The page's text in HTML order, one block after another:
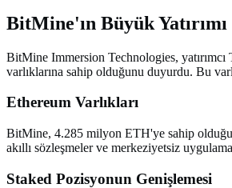
BitMine'ın Büyük Yatırımı
BitMine Immersion Technologies,
varlıklarına sahip olduğunu duyurdu. Bu
Ethereum Varlıkları
BitMine, 4.285 milyon ETH'ye sahip
akıllı sözleşmeler ve merkeziyetsiz
Staked Pozisyonun Genişlemesi